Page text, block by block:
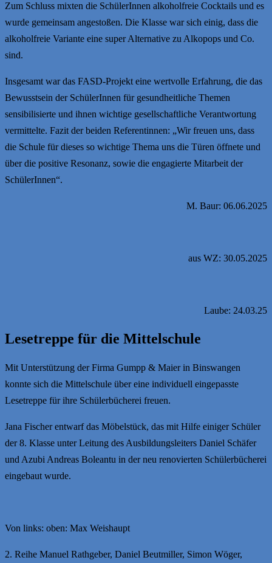
Zum Schluss mixten die SchülerInnen alkoholfreie Cocktails und es
wurde gemeinsam angestoßen. Die Klasse war sich einig, dass die
alkoholfreie Variante eine super Alternative zu Alkopops und Co.
sind.
Insgesamt war das FASD-Projekt eine wertvolle Erfahrung, die das
Bewusstsein der SchülerInnen für gesundheitliche Themen
sensibilisierte und ihnen wichtige gesellschaftliche Verantwortung
vermittelte. Fazit der beiden Referentinnen: „Wir freuen uns, dass
die Schule für dieses so wichtige Thema uns die Türen öffnete und
über die positive Resonanz, sowie die engagierte Mitarbeit der
SchülerInnen“.
M. Baur: 06.06.2025
aus WZ: 30.05.2025
Laube: 24.03.25
Lesetreppe für die Mittelschule
Mit Unterstützung der Firma Gumpp & Maier in Binswangen
konnte sich die Mittelschule über eine individuell eingepasste
Lesetreppe für ihre Schülerbücherei freuen.
Jana Fischer entwarf das Möbelstück, das mit Hilfe einiger Schüler
der 8. Klasse unter Leitung des Ausbildungsleiters Daniel Schäfer
und Azubi Andreas Boleantu in der neu renovierten Schülerbücherei
eingebaut wurde.
Von links: oben: Max Weishaupt
2. Reihe Manuel Rathgeber, Daniel Beutmiller, Simon Wöger,